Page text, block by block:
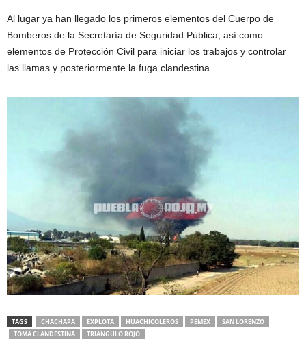
Al lugar ya han llegado los primeros elementos del Cuerpo de
Bomberos de la Secretaría de Seguridad Pública, así como
elementos de Protección Civil para iniciar los trabajos y controlar
las llamas y posteriormente la fuga clandestina.
TAGS CHACHAPA EXPLOTA HUACHICOLEROS PEMEX
SAN LORENZO
TOMA CLANDESTINA
TRIANGULO ROJO